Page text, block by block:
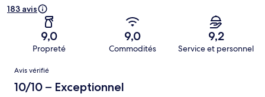
183 avis
9,0
Propreté
9,0
Commodités
9,2
Service et personnel
Avis
Avis vérifié
10/10 – Exceptionnel